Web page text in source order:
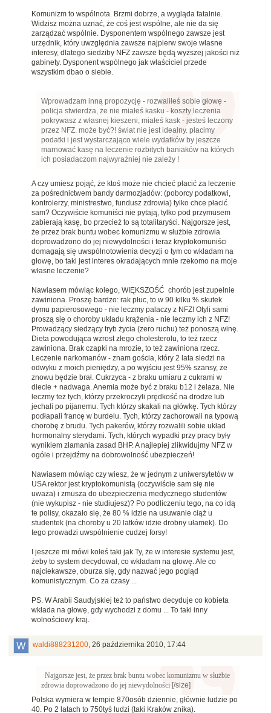
Komunizm to wspólnota. Brzmi dobrze, a wygląda fatalnie.
Widzisz można uznać, że coś jest wspólne, ale nie da się
zarządzać wspólnie. Dysponentem wspólnego zawsze jest
urzędnik, który uwzględnia zawsze najpierw swoje własne
interesy, dlatego siedziby NFZ zawsze będą wyższej jakości niż
gabinety. Dysponent wspólnego jak właściciel przede
wszystkim dbao o siebie.
Wprowadzam inną propozycję - rozwaliłeś sobie głowę -
policja stwierdza, że nie miałeś kasku - koszty leczenia
pokrywasz z własnej kieszeni; miałeś kask - jesteś leczony
przez NFZ. może być?! świat nie jest idealny. płacimy
podatki i jest wystarczająco wiele wydatków by jeszcze
marnować kasę na leczenie rozbitych baniaków na których
ich posiadaczom najwyraźniej nie zależy !
A czy umiesz pojąć, że ktoś może nie chcieć płacić za leczenie
za pośrednictwem bandy darmozjadów: (poborcy podatkowi,
kontrolerzy, ministrestwo, fundusz zdrowia) tylko chce płacić
sam? Oczywiście komuniści nie pytają, tylko pod przymusem
zabierają kasę, bo przecież to są totalitaryści. Najgorsze jest,
że przez brak buntu wobec komunizmu w służbie zdrowia
doprowadzono do jej niewydolności i teraz kryptokomuniści
domagają się uwspólnotowienia decyzji o tym co wkładam na
głowę, bo taki jest interes okradających mnie rzekomo na moje
własne leczenie?
Nawiasem mówiąc kolego, WIĘKSZOŚĆ chorób jest zupełnie
zawiniona. Proszę bardzo: rak płuc, to w 90 kilku % skutek
dymu papierosowego - nie leczmy palaczy z NFZ! Otyli sami
proszą się o choroby układu krążenia - nie leczmy ich z NFZ!
Prowadzący siedzący tryb życia (zero ruchu) też ponoszą winę.
Dieta powodująca wzrost złego cholesterolu, to też rzecz
zawiniona. Brak czapki na mrozie, to też zawiniona rzecz.
Leczenie narkomanów - znam gościa, który 2 lata siedzi na
odwyku z moich pieniędzy, a po wyjściu jest 95% szansy, że
znowu będzie brał. Cukrzyca - z braku umiaru z cukrami w
diecie + nadwaga. Anemia może być z braku b12 i żelaza. Nie
leczmy też tych, którzy przekroczyli prędkość na drodze lub
jechali po pijanemu. Tych którzy skakali na główkę. Tych którzy
podłapali francę w burdelu. Tych, którzy zachorowali na typową
chorobę z brudu. Tych pakerów, którzy rozwalili sobie układ
hormonalny sterydami. Tych, których wypadki przy pracy były
wynikiem złamania zasad BHP. A najlepiej zlikwidujmy NFZ w
ogóle i przejdźmy na dobrowolność ubezpieczeń!
Nawiasem mówiąc czy wiesz, że w jednym z uniwersytetów w
USA rektor jest kryptokomunistą (oczywiście sam się nie
uważa) i zmusza do ubezpieczenia medycznego studentów
(nie wykupisz - nie studiujesz)? Po podliczeniu tego, na co idą
te polisy, okazało się, że 80 % idzie na usuwanie ciąż u
studentek (na choroby u 20 latków idzie drobny ułamek). Do
tego prowadzi uwspólnienie cudzej forsy!
I jeszcze mi mówi koleś taki jak Ty, że w interesie systemu jest,
żeby to system decydował, co wkładam na głowę. Ale co
najciekawsze, oburza się, gdy nazwać jego pogląd
komunistycznym. Co za czasy ...
PS. W Arabii Saudyjskiej też to państwo decyduje co kobieta
wkłada na głowę, gdy wychodzi z domu ... To taki inny
wolnościowy kraj.
waldi888231200, 26 października 2010, 17:44
Najgorsze jest, że przez brak buntu wobec komunizmu w służbie
zdrowia doprowadzono do jej niewydolności [/size]
Polska wymiera w tempie 870osób dziennie, głównie ludzie po
40. Po 2 latach to 750tyś ludzi (taki Kraków znika).